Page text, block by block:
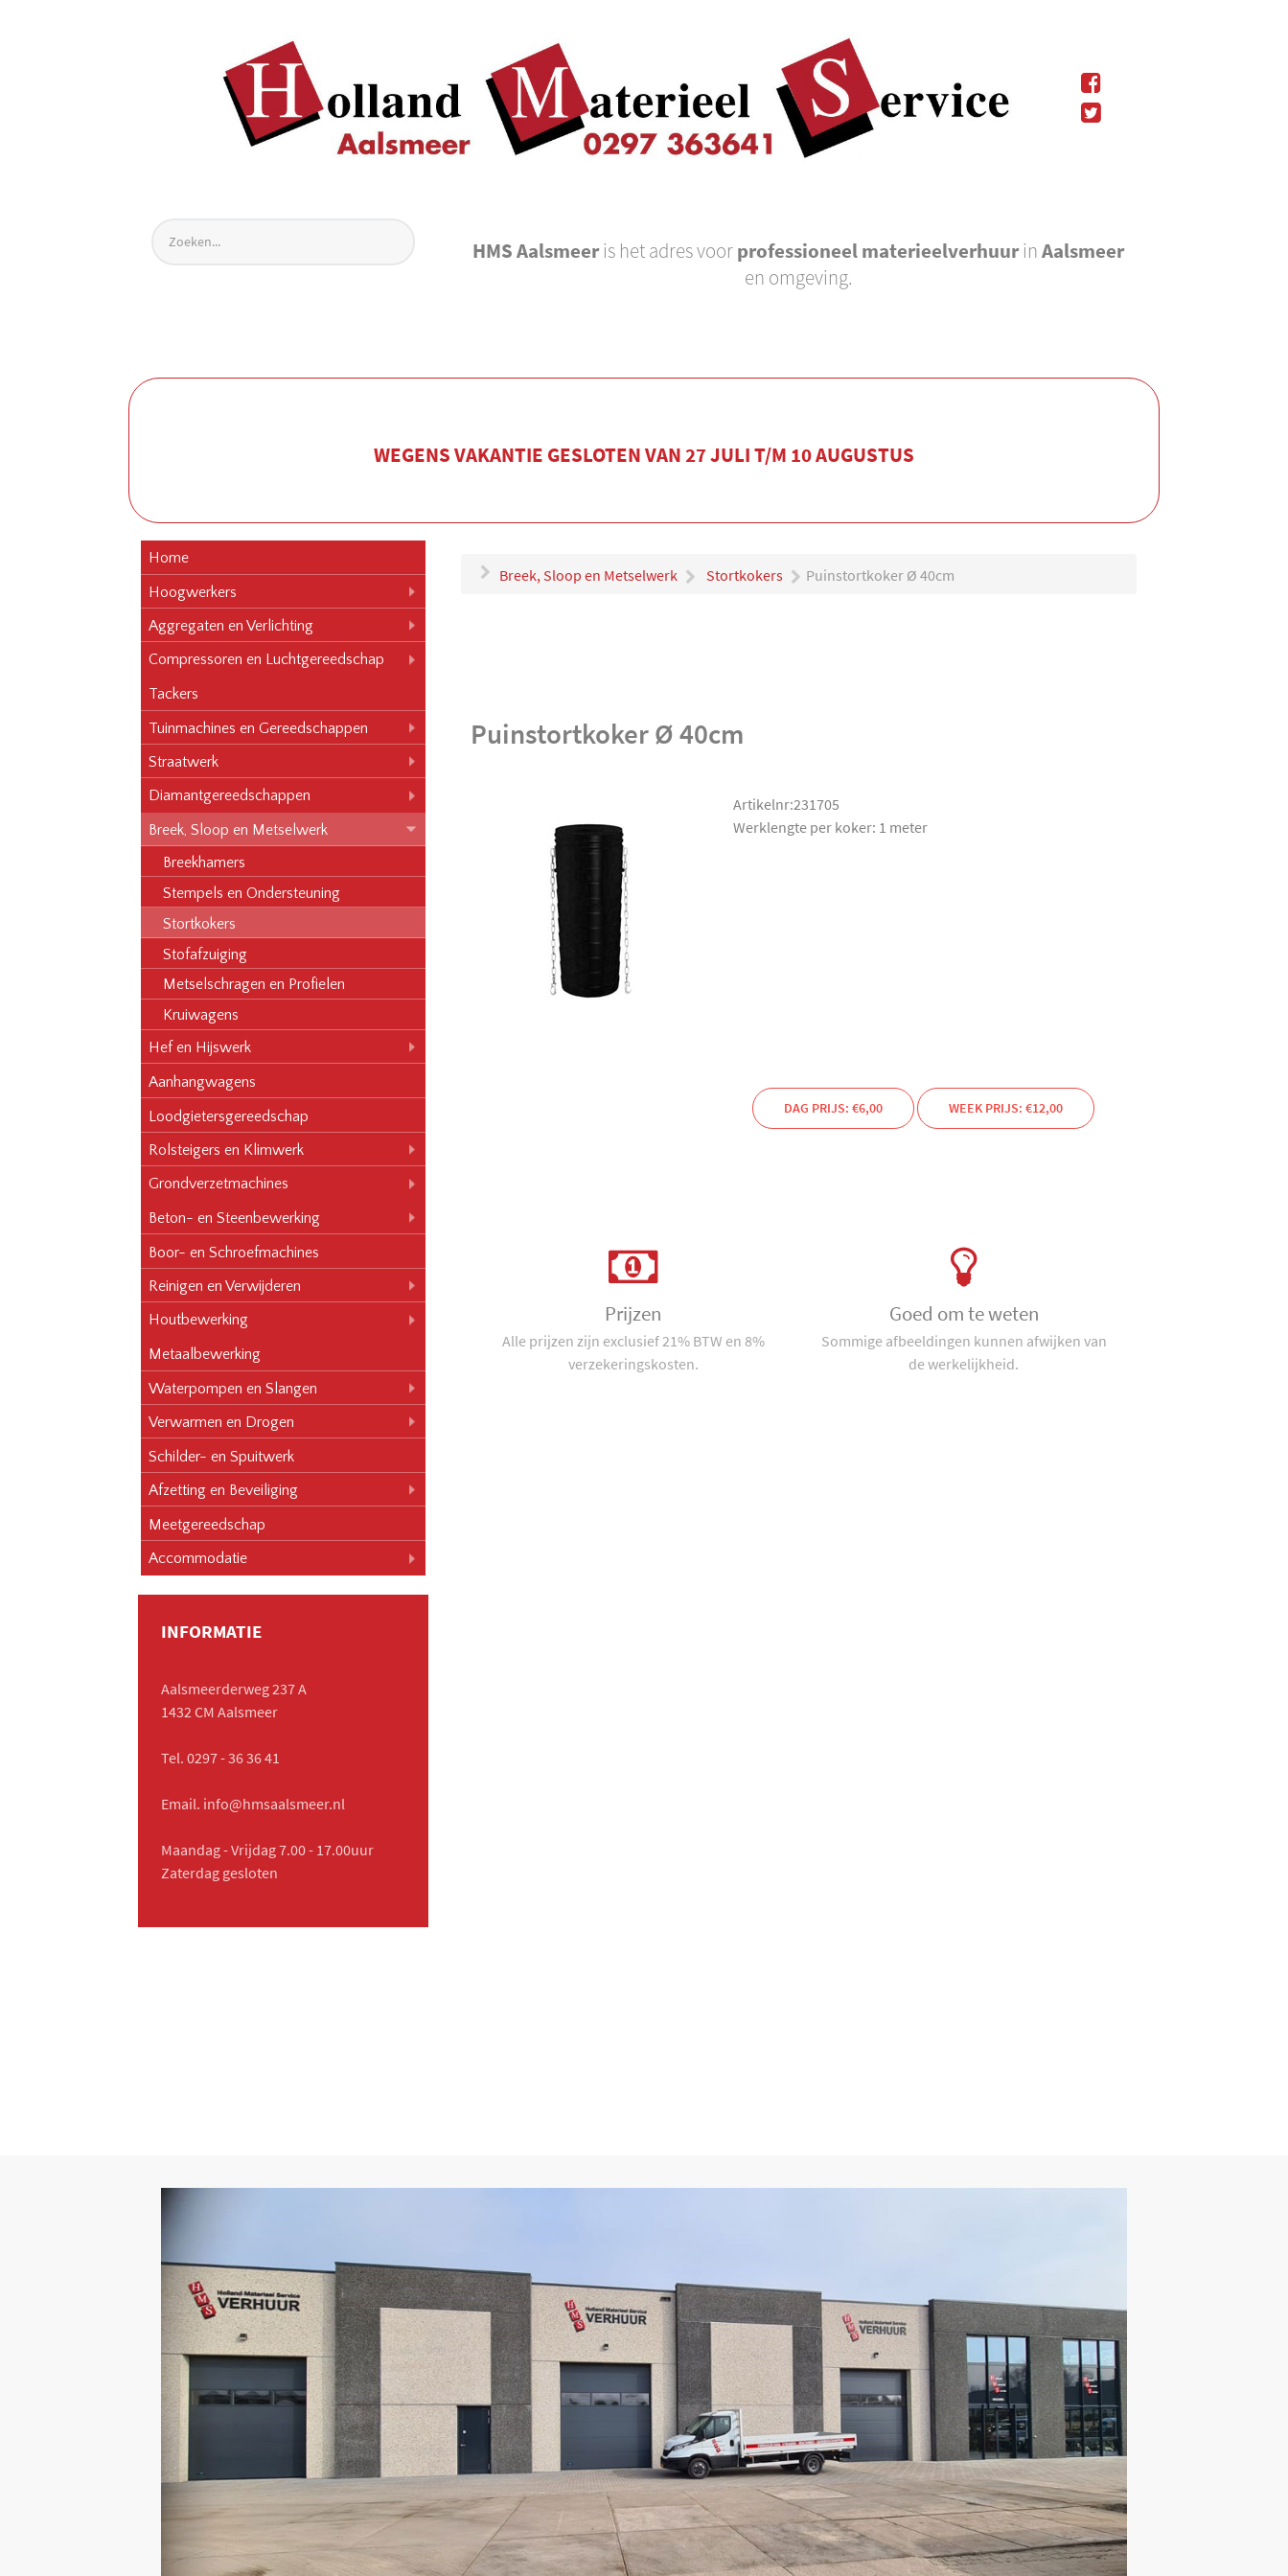
HMS Aalsmeeris het adres voorprofessioneel materieelverhuurinAalsmeer
en omgeving.
WEGENS VAKANTIE GESLOTEN VAN 27 JULI T/M 10 AUGUSTUS
Home
Hoogwerkers
Aggregaten en Verlichting
Compressoren en Luchtgereedschap
Tackers
Tuinmachines en Gereedschappen
Straatwerk
Diamantgereedschappen
Breek, Sloop en Metselwerk
Breekhamers
Stempels en Ondersteuning
Stortkokers
Stofafzuiging
Metselschragen en Profielen
Kruiwagens
Hef en Hijswerk
Aanhangwagens
Loodgietersgereedschap
Rolsteigers en Klimwerk
Grondverzetmachines
Beton- en Steenbewerking
Boor- en Schroefmachines
Reinigen en Verwijderen
Houtbewerking
Metaalbewerking
Waterpompen en Slangen
Verwarmen en Drogen
Schilder- en Spuitwerk
Afzetting en Beveiliging
Meetgereedschap
Accommodatie
INFORMATIE
Aalsmeerderweg 237 A
1432 CM Aalsmeer
Tel. 0297 - 36 36 41
Email. info@hmsaalsmeer.nl
Maandag - Vrijdag 7.00 - 17.00uur
Zaterdag gesloten
Breek, Sloop en Metselwerk Stortkokers Puinstortkoker Ø 40cm
Puinstortkoker Ø 40cm
Artikelnr:231705
Werklengte per koker: 1 meter
DAG PRIJS: €6,00 WEEK PRIJS: €12,00
Prijzen
Alle prijzen zijn exclusief 21% BTW en 8%
verzekeringskosten.
Goed om te weten
Sommige afbeeldingen kunnen afwijken van
de werkelijkheid.